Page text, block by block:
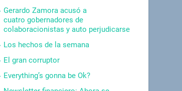
Gerardo Zamora acusó a
cuatro gobernadores de
colaboracionistas y auto perjudicarse
Los hechos de la semana
El gran corruptor
Everything’s gonna be Ok?